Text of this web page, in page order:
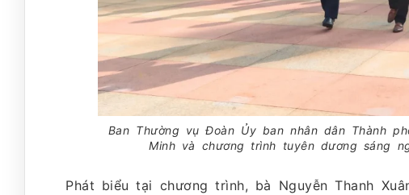
Ban Thường vụ Đoàn Ủy ban nhân dân Thành
Minh và chương trình tuyên dương sáng
Phát biểu tại chương trình, bà Nguyễn Thanh